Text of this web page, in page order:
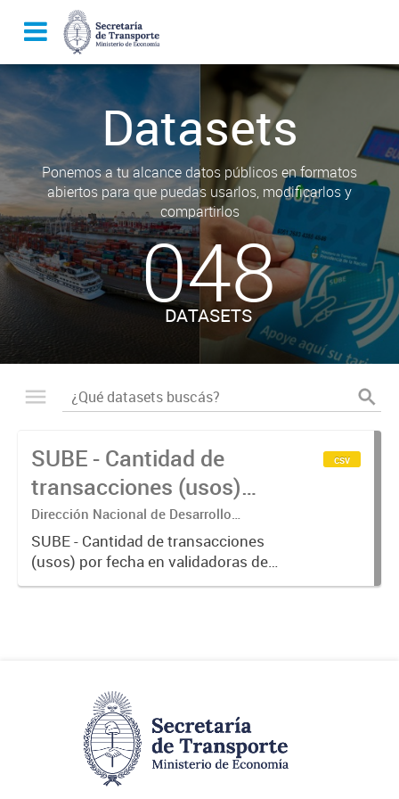
Datasets
Ponemos a tu alcance datos públicos en formatos
abiertos para que puedas usarlos, modificarlos y
compartirlos
048
DATASETS
SUBE - Cantidad de
transacciones (usos)
por fecha
Dirección Nacional de Desarrollo
Tecnológico - Ministerio de Transporte.
SUBE - Cantidad de transacciones
(usos) por fecha en validadoras de
la red SUBE.
csv